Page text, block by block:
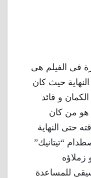
فى الفيلم هى
حيث كان
و قائد
هو من كان
حتى النهاية
“تيتانيك”
زملاؤه
للمساعدة